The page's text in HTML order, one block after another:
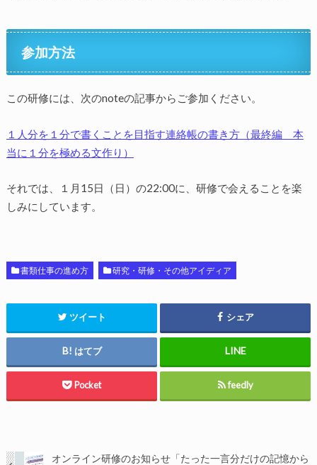
参加方法
この研修には、次のnoteの記事からご参加ください。
１人分を１分で書くことを目指す連絡帳の書き方（最終編 本
当に１分を極める文作り）
それでは、１月15日（日）の22:00に、研修で会えることを楽
しみにしています。
書類仕事の進め方 研究・研修・その他アイディア
ツイート シェア
はてブ
Pocket feedly
オンライン研修のお知らせ「たった一言分だけの記憶から